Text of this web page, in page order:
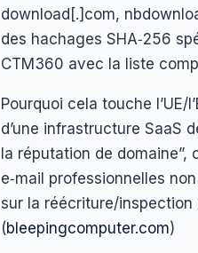
download[.]com,
des hachages SHA‑256
CTM360 avec la liste
Pourquoi cela touche l’UE/
d’une infrastructure SaaS
la réputation de
e‑mail professionnelles
sur la réécriture/inspection
(bleepingcomputer.com)